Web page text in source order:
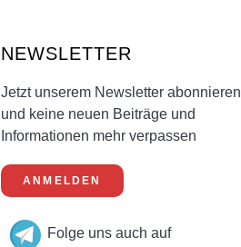
NEWSLETTER
Jetzt unserem Newsletter abonnieren
und keine neuen Beiträge und
Informationen mehr verpassen
ANMELDEN
Folge uns auch auf